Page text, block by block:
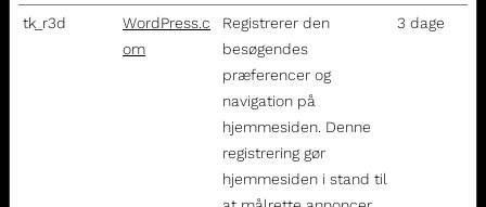
tk_r3d
WordPress.c
om
Registrerer den
besøgendes
præferencer og
navigation på
hjemmesiden. Denne
registrering gør
hjemmesiden i stand til
3 dage